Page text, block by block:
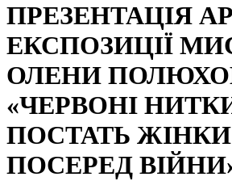
ПРЕЗЕНТАЦІЯ
ЕКСПОЗИЦІЇ
ОЛЕНИ
«ЧЕРВОНІ
ПОСТАТЬ ЖІНКИ
ПОСЕРЕД